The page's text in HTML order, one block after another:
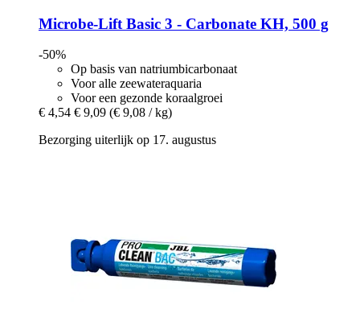
Microbe-Lift Basic 3 -​ Carbonate KH, 500 g
-50%
Op basis van natriumbicarbonaat
Voor alle zeewateraquaria
Voor een gezonde koraalgroei
€ 4,54 € 9,09 (€ 9,08 / kg)
Bezorging uiterlijk op 17. augustus